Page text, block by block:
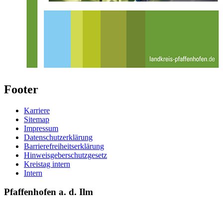
Footer
Karriere
Sitemap
Impressum
Datenschutzerklärung
Barrierefreiheitserklärung
Hinweisgeberschutzgesetz
Kreistag intern
Intern
Pfaffenhofen a. d. Ilm